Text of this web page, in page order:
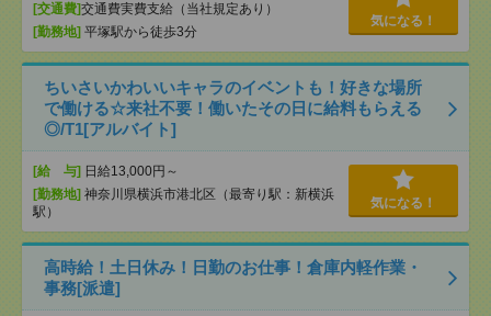
[交通費]交通費実費支給（当社規定あり）
[勤務地] 平塚駅から徒歩3分
気になる！
ちいさいかわいいキャラのイベントも！好きな場所
で働ける☆来社不要！働いたその日に給料もらえる
◎/T1[アルバイト]
[給 与] 日給13,000円～
[勤務地] 神奈川県横浜市港北区（最寄り駅：新横浜
駅）
気になる！
高時給！土日休み！日勤のお仕事！倉庫内軽作業・
事務[派遣]